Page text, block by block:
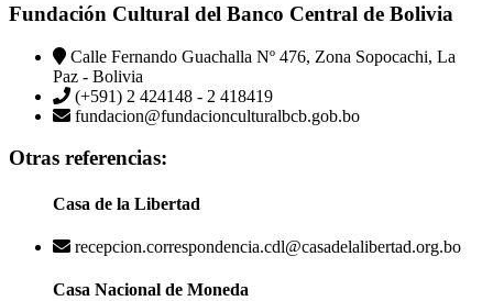
Fundación Cultural del Banco Central de Bolivia
Calle Fernando Guachalla Nº 476, Zona Sopocachi, La
Paz - Bolivia
(+591) 2 424148 - 2 418419
fundacion@fundacionculturalbcb.gob.bo
Otras referencias:
Casa de la Libertad
recepcion.correspondencia.cdl@casadelalibertad.org.bo
Casa Nacional de Moneda